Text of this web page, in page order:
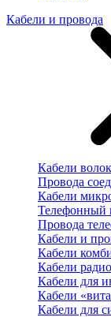
Кабели и провода
Кабели
Провода
Кабели
Телефонный
Провода
Кабели и
Кабели
Кабели
Кабели для
Кабели
Кабели для